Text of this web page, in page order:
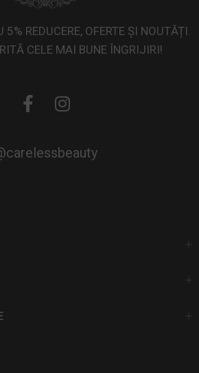
5% REDUCERE, OFERTE ȘI NOUTĂȚI.
CELE MAI BUNE ÎNGRIJIRI!